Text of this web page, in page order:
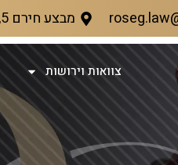
מבצע חירם 5, ראשון לציון
צוואות וירושות